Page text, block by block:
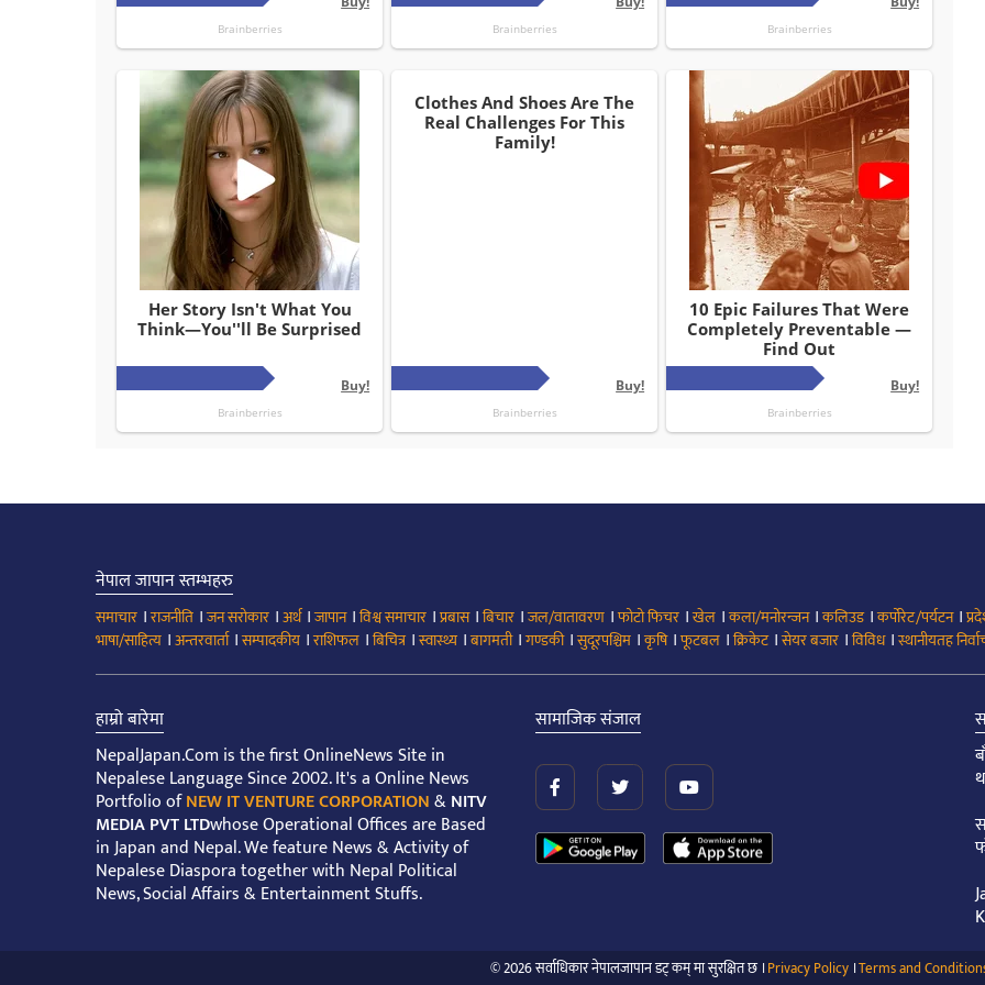
नेपाल जापान स्तम्भहरु
समाचार ।राजनीति ।जन सरोकार ।अर्थ।जापान।विश्व समाचार ।प्रबास।बिचार ।जल/वातावरण ।फोटो फिचर ।खेल ।कला/मनोरन्जन।कलिउड।कर्पोरेट/पर्यटन।
भाषा/साहित्य ।अन्तरवार्ता।सम्पादकीय ।राशिफल ।बिचित्र।स्वास्थ्य ।बागमती।गण्डकी।सुदूरपश्चिम ।कृषि।फूटबल ।क्रिकेट।सेयर बजार ।विविध।स्थानीयतह
हाम्रो बारेमा
NepalJapan.Com is the first OnlineNews Site in
Nepalese Language Since 2002. It's a Online News
Portfolio ofNEW IT VENTURE CORPORATION&NITV
MEDIA PVT LTDwhose Operational Offices are Based
in Japan and Nepal. We feature News & Activity of
Nepalese Diaspora together with Nepal Political
News, Social Affairs & Entertainment Stuffs.
सामाजिक संजाल
© 2026 सर्वाधिकार नेपालजापान डट् कम् मा सुरक्षित छ ।Privacy Policy।Terms and